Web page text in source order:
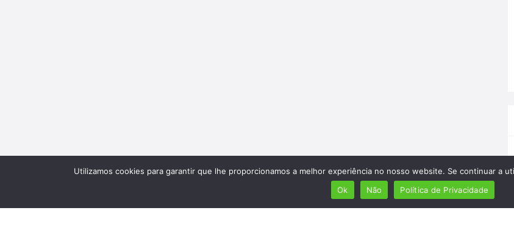
Utilizamos cookies para garantir que lhe proporcionamos a melhor experiência no nosso website. Se continuar a
Ok
Não Política de Privacidade